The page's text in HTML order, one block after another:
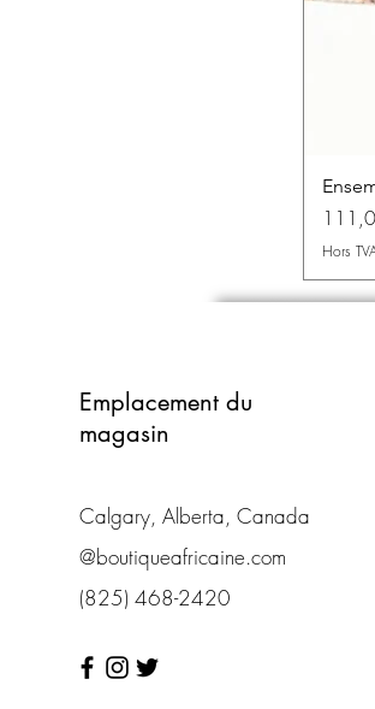
Prix
Hors
Emplacement du
magasin
Calgary, Alberta, Canada
@boutiqueafricaine.com
(825) 468-2420